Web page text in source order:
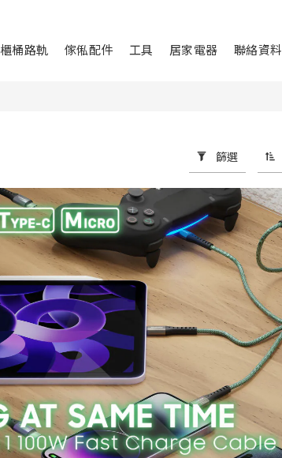
櫃桶路軌 傢俬配件 工具 居家電器 聯絡資料
篩選